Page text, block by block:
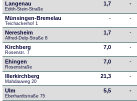
Langenau
Edith-Stein-Straße
1,7 -
Münsingen-Bremelau
Teichackerhof 1
- -
Neresheim
Alfred-Delp-Straße 8
1,7 -
Kirchberg
Rosenstr. 7
7,0 -
Ehingen
Rosenstraße
7,0 -
Illerkirchberg
Mahdauweg 20
21,3 -
Ulm
Eberhardtstraße 75
5,5 -